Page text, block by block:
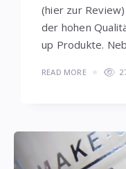
(hier zur
der hohen
up Produkte.
READ MORE